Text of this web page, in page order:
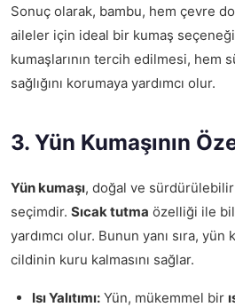
Sonuç olarak, bambu, hem çevre
aileler için ideal bir kumaş
kumaşlarının tercih edilmesi, hem
sağlığını korumaya yardımcı olur.
3. Yün Kumaşının
Yün kumaşı, doğal ve
seçimdir. Sıcak tutma özelliği ile
yardımcı olur. Bunun yanı sıra,
cildinin kuru kalmasını sağlar.
Isı Yalıtımı: Yün, mükemmel bir